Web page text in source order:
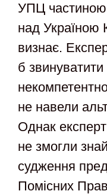
УПЦ
над Україною
визнає.
б
не навели
Однак
не змогли
судження
Помісних